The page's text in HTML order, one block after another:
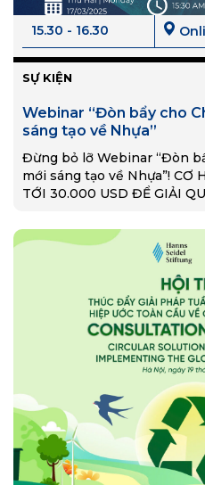
15.30 - 16.30
SỰ KIỆN
Webinar “Đòn bẩy cho
sáng tạo về Nhựa”
Đừng bỏ lỡ Webinar “Đòn
mới sáng tạo về Nhựa”! CƠ
TỚI 30.000 USD ĐỂ GIẢI